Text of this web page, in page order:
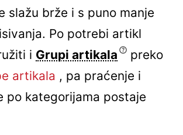
slažu brže i s puno manje
Po potrebi artikl
i Grupi artikala
preko
artikala , pa praćenje i
po kategorijama postaje